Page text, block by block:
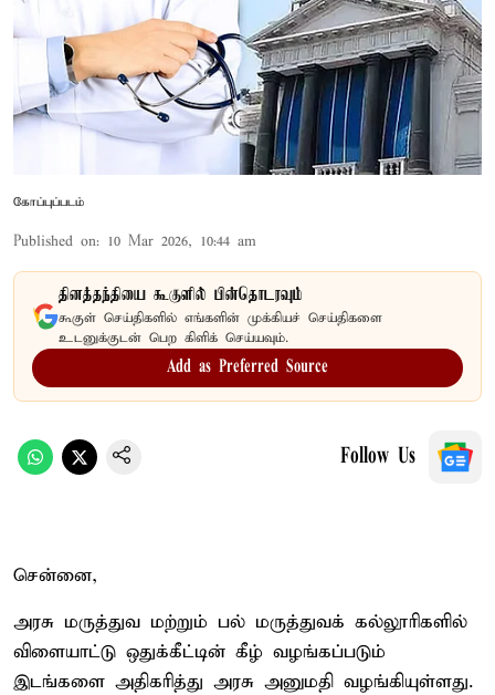
கோப்புப்படம்
Published on: 10 Mar 2026, 10:44 am
தினத்தந்தியை கூகுளில் பின்தொடரவும்
கூகுள் செய்திகளில் எங்களின் முக்கியச் செய்திகளை
உடனுக்குடன் பெற கிளிக் செய்யவும்.
Add as Preferred Source
Follow Us
சென்னை,
அரசு மருத்துவ மற்றும் பல் மருத்துவக் கல்லூரிகளில்
விளையாட்டு ஒதுக்கீட்டின் கீழ் வழங்கப்படும்
இடங்களை அதிகரித்து அரசு அனுமதி வழங்கியுள்ளது.